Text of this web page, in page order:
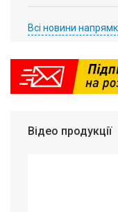
Всі новини
Відео продукції